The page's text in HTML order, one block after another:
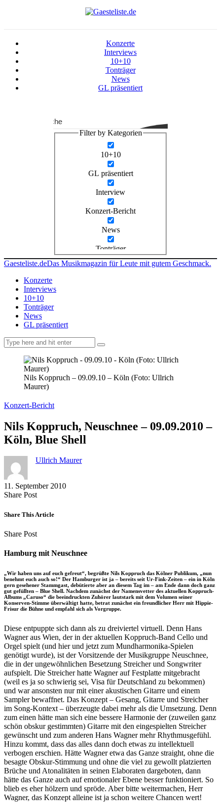
Konzerte
Interviews
10+10
Tonträger
News
GL präsentiert
Suche
Filter by Kategorien
10+10
GL präsentiert
Interview
Konzert-Bericht
News
Tonträger
Gaesteliste.deDas Musikmagazin für Leute mit gutem Geschmack.
Konzerte
Interviews
10+10
Tonträger
News
GL präsentiert
Nils Koppruch – 09.09.10 – Köln (Foto: Ullrich
Maurer)
Konzert-Bericht
Nils Koppruch, Neuschnee – 09.09.2010 –
Köln, Blue Shell
Ullrich Maurer
11. September 2010
Share PostShare
Facebook
Copy
to
Send
via
Share This Article
Share PostShare
Facebook
Copy
to
Send
via
Hamburg mit Neuschnee
„Wir haben uns auf euch gefreut“, begrüßte Nils Koppruch das Kölner Publikum, „nun
benehmt euch auch so!“ Der Hamburger ist ja – bereits seit Ur-Fink-Zeiten – ein in Köln
gern gesehener Stammgast, debütierte aber an diesem Tag im – am Ende dann doch ganz
gut gefüllten – Blue Shell. Nachdem zunächst der Namensvetter des aktuellen Koppruch-
Albums „Caruso“ die beeindruckten Zuhörer lautstark mit dem Volumen seiner
Konserven-Stimme überwältigt hatte, betrat zunächst ein freundlicher Herr mit Hippie-
Frisur die Bühne und empfahl sich als Vorgruppe.
Diese entpuppte sich dann als zu dreiviertel virtuell. Denn Hans
Wagner aus Wien, der in der aktuellen Koppruch-Band Cello und
Orgel spielt (und hier und jetzt zum Mundharmonika-Spielen
genötigt wurde), ist der Vorsitzende der Musikgruppe Neuschnee,
die in der ungewöhnlichen Besetzung Streicher und Songwriter
aufspielt. Die Streicher hatte Wagner auf Festplatte mitgebracht
(weil es ja so schwierig sei, Visa für Deutschland zu bekommen)
und war ansonsten nur mit einer akustischen Gitarre und einem
Sampler bewaffnet. Das Konzept – Gesang, Gitarre und Streicher
im Song-Kontext – überzeugte dabei mehr als die Umsetzung. Denn
zum einen hätte man sich eine bessere Harmonie der (zuweilen ganz
schön obskur gestimmten) Gitarre mit den eingespielten Streicher
gewünscht und zum anderen Hans Wagner mehr Rhythmusgefühl.
Hinzu kommt, dass das alles dann doch etwas zu intellektuell
verbogen erschien. Hätte Wagner etwa das Ganze straight, ohne die
besagte Obskur-Stimmung und ohne die viel zu gewollt platzierten
Brüche und Atonalitäten in seinen Elaboraten dargeboten, dann
hätte das Ganze auch auf emotionaler Ebene besser funktioniert. So
blieb es eher hölzern und spröde. Aber bitte weitermachen, Herr
Wagner, das Konzept alleine ist ja schon weitere Chancen wert!